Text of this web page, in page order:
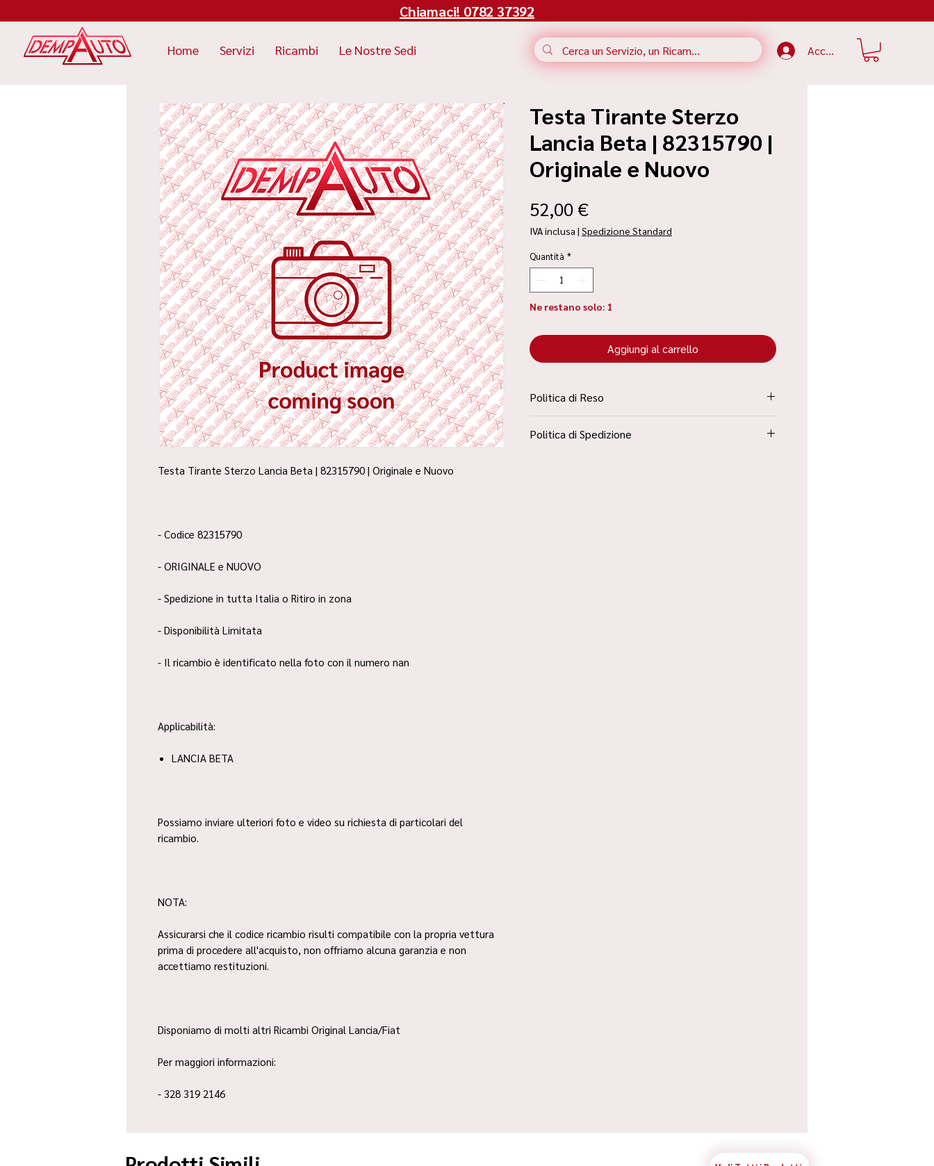
Chiamaci! 0782 37392
Accedi
Home Servizi Ricambi Le Nostre Sedi
Testa Tirante Sterzo Lancia Beta | 82315790 | Originale e Nuovo
- Codice 82315790
- ORIGINALE e NUOVO
- Spedizione in tutta Italia o Ritiro in zona
- Disponibilità Limitata
- Il ricambio è identificato nella foto con il numero nan
Applicabilità:
LANCIA BETA
Possiamo inviare ulteriori foto e video su richiesta di particolari del
ricambio.
NOTA:
Assicurarsi che il codice ricambio risulti compatibile con la propria vettura
prima di procedere all'acquisto, non offriamo alcuna garanzia e non
accettiamo restituzioni.
Disponiamo di molti altri Ricambi Original Lancia/Fiat
Per maggiori informazioni:
- 328 319 2146
Testa Tirante Sterzo
Lancia Beta | 82315790 |
Originale e Nuovo
52,00 €Prezzo
IVA inclusa | Spedizione Standard
Quantità *
Ne restano solo: 1
Aggiungi al carrello
Politica di Reso
Condizioni”
Politica di Spedizione